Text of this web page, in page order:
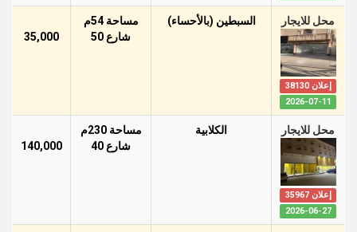
محل للايجار
إعلان 38130
2026-07-11
السبطين (بالأحساء)
مساحة 54م
شارع 50
35,000
محل للايجار
إعلان 35967
2026-06-27
الكلابية
مساحة 230م
شارع 40
140,000